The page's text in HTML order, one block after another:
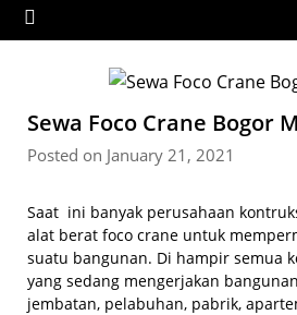
Sewa Foco Crane Bogor
Posted on January 21, 2021
Saat ini banyak perusahaan
alat berat foco crane untuk
suatu bangunan. Di hampir semua
yang sedang mengerjakan
jembatan, pelabuhan, pabrik,